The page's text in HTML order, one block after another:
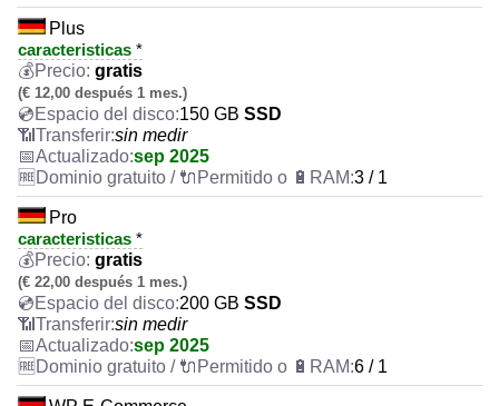
Plus
caracteristicas *
gratis
(€ 12,00 después 1 mes.)
150 GB SSD
sin medir
sep 2025
3 / 1
Pro
caracteristicas *
gratis
(€ 22,00 después 1 mes.)
200 GB SSD
sin medir
sep 2025
6 / 1